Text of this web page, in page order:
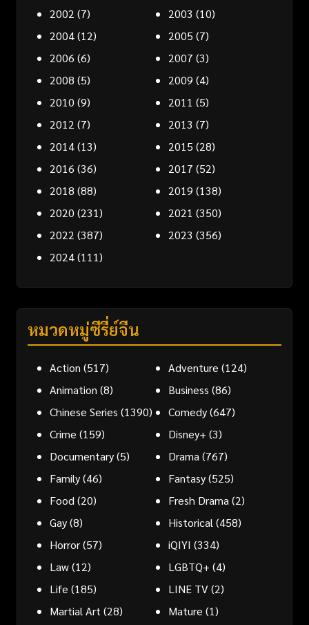
2002 (7) 2003 (10)
2004(12) 2005 (7)
2006 (6) 2007 (3)
2008 (5) 2009 (4)
2010 (9) 2011 (5)
2012 (7) 2013 (7)
2014(13) 2015 (28)
2016 (36) 2017 (52)
2018 (88) 2019 (138)
2020 (231) 2021 (350)
2022 (387) 2023 (356)
2024(111)
หมวดหมู่ซีรี่ย์จีน
Action (517) Adventure (124)
Animation (8) Business (86)
Chinese Series (1390) Comedy(647)
Crime (159) Disney+ (3)
Documentary(5) Drama (767)
Family(46) Fantasy(525)
Food (20) Fresh Drama (2)
Gay(8) Historical (458)
Horror(57) iQIYI (334)
Law(12) LGBTQ+ (4)
Life (185) LINE TV(2)
Martial Art (28) Mature (1)